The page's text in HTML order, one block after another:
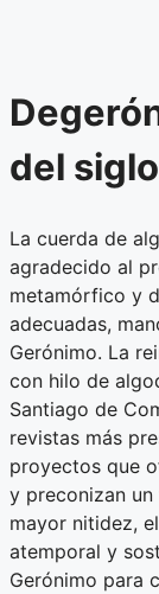
del
La cuerda de
agradecido al
metamórfico y
adecuadas,
Gerónimo. La
con hilo de
Santiago de
revistas más
proyectos que
y preconizan
mayor nitidez,
atemporal y
Gerónimo para